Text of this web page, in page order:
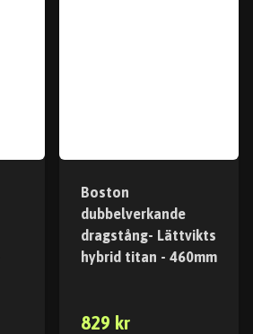
Boston
dubbelverkande
dragstång- Lättvikts
hybrid titan - 460mm
829 kr